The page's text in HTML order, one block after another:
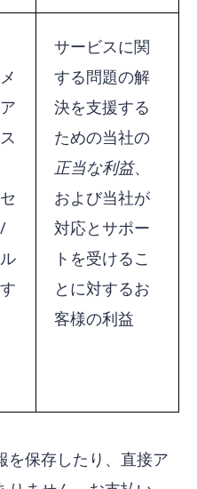
サービスに関
する問題の解
決を支援する
ための当社の
正当な利益、
および当社が
対応とサポー
トを受けるこ
とに対するお
客様の利益
を保存したり、直接ア